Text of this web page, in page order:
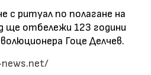
с ритуал по полагане на
ще отбележи 123 години
Гоце Делчев.